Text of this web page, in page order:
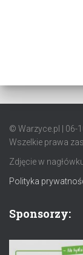
© Warzyce.pl | 06-
Wszelkie prawa
Zdjęcie w
Polityka
Sponsorzy: